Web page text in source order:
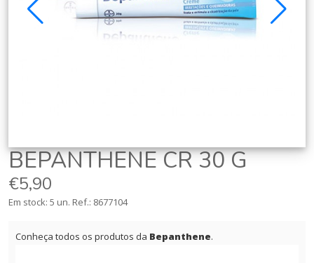
BEPANTHENE CR 30 G
€5,90
Em stock: 5 un. Ref.: 8677104
Conheça todos os produtos da Bepanthene.